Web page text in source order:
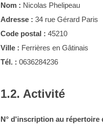
Nom : Nicolas Phelipeau
Adresse : 34 rue Gérard Paris
Code postal : 45210
Ville : Ferrières en Gâtinais
Tél. : 0636284236
1.2. Activité
N° d'inscription au répertoire